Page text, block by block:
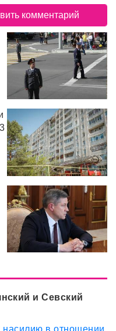
и Севский
насилию в отношении